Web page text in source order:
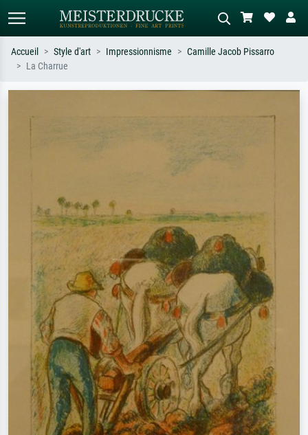
abstrait avec beaucoup de rouge,
Accueil Style d'art Impressionnisme
Camille Jacob Pissarro
La Charrue